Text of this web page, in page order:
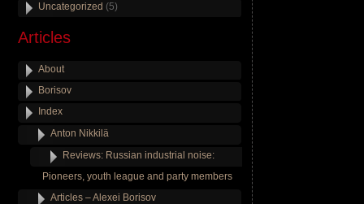
Uncategorized (5)
Articles
About
Borisov
Index
Anton Nikkilä
Reviews: Russian industrial noise:
Pioneers, youth league and party members
Articles – Alexei Borisov